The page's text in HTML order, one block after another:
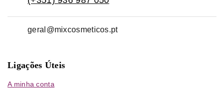
geral@mixcosmeticos.pt
Ligações Úteis
A minha conta